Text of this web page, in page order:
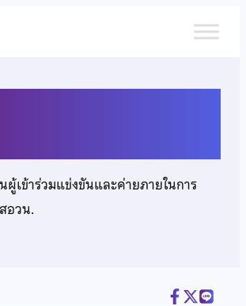
เข้าร่วมแข่งขันและค่ายภายในการ
อวน.